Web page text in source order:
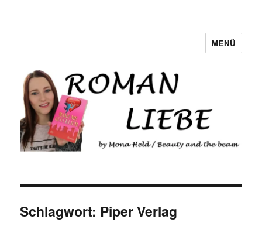
MENÜ
Schlagwort: Piper Verlag